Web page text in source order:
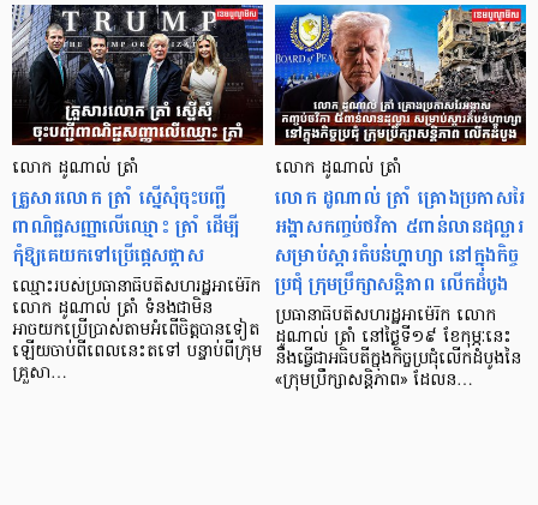
លោក ដូណាល់ ត្រាំ
គ្រួសារលោក ត្រាំ ស្នើសុំចុះបញ្ជី
ពាណិជ្ជសញ្ញាលើឈ្មោះ ត្រាំ ដើម្បី
កុំឱ្យគេយកទៅប្រើផ្តេសផ្តាស
ឈ្មោះរបស់ប្រធានាធីបតីសហរដ្ឋអាម៉េរិក
លោក ដូណាល់ ត្រាំ ទំនងជាមិន
អាចយកប្រើប្រាស់តាមអំពើចិត្តបានទៀត
ឡើយចាប់ពីពេលនេះតទៅ បន្ទាប់ពីក្រុម
គ្រួសា…
លោក ដូណាល់ ត្រាំ
លោក ដូណាល់ ត្រាំ គ្រោងប្រកាសរៃ
អង្គាសកញ្ចប់ថវិកា ៥ពាន់លានដុល្លារ
សម្រាប់ស្ដារតំបន់ហ្គាហ្សា នៅក្នុងកិច្ច
ប្រជុំ ក្រុមប្រឹក្សាសន្ដិភាព លើកដំបូង
ប្រធានាធិបតីសហរដ្ឋអាម៉េរិក លោក
ដូណាល់ ត្រាំ នៅថ្ងៃទី១៩ ខែកុម្ភៈនេះ
នឹងធ្វើជាអធិបតីក្នុងកិច្ចប្រជុំលើកដំបូងនៃ
«ក្រុមប្រឹក្សាសន្តិភាព» ដែលន…